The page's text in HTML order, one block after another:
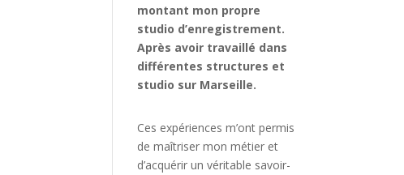
montant mon propre
studio d’enregistrement.
Après avoir travaillé dans
différentes structures et
studio sur Marseille.
Ces expériences m’ont permis
de maîtriser mon métier et
d’acquérir un véritable savoir-